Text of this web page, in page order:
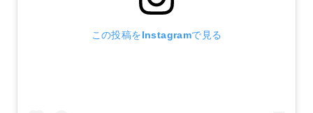
この投稿をInstagramで見る